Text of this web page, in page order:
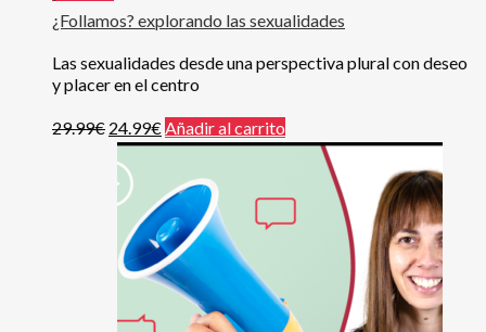
¿Follamos? explorando las sexualidades
Las sexualidades desde una perspectiva plural con deseo
y placer en el centro
29.99€ 24.99€ Añadir al carrito